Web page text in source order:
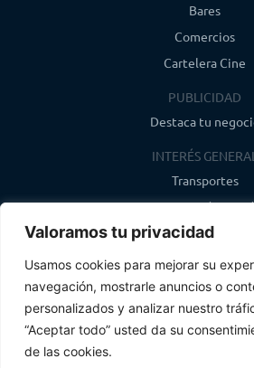
Valoramos tu privacidad
Usamos cookies para mejorar su
navegación, mostrarle anuncios o
personalizados y analizar nuestro
“Aceptar todo” usted da su
de las cookies.
Bares
Comercios
Cartelera Cine
PUBLICIDAD
Destaca tu
INTERÉS GENERAL
Transportes
Farmacias de
Canal de WhatsApp
Último boletín